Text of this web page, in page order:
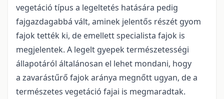
vegetáció típus a legeltetés hatására pedig
fajgazdagabbá vált, aminek jelentős részét gyom
fajok tették ki, de emellett specialista fajok is
megjelentek. A legelt gyepek természetességi
állapotáról általánosan el lehet mondani, hogy
a zavarástűrő fajok aránya megnőtt ugyan, de a
természetes vegetáció fajai is megmaradtak.